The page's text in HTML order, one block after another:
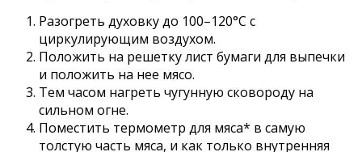
Разогреть духовку до 100–120°С с
циркулирующим воздухом.
Положить на решетку лист бумаги для выпечки
и положить на нее мясо.
Тем часом нагреть чугунную сковороду на
сильном огне.
Поместить термометр для мяса* в самую
толстую часть мяса, и как только внутренняя